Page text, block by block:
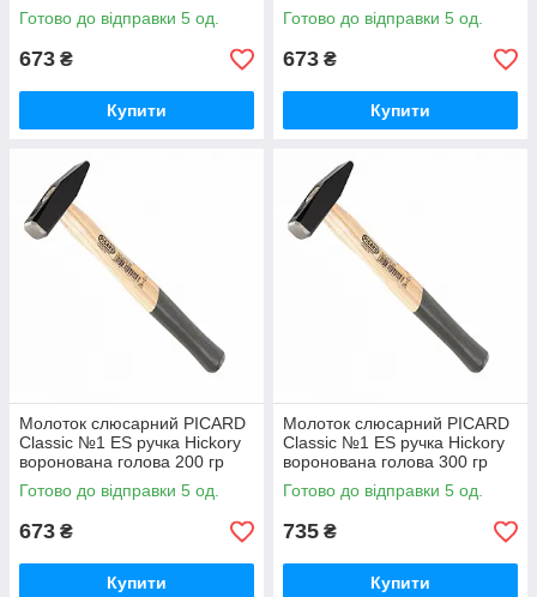
Готово до відправки 5 од.
673 ₴
Купити
Готово до відправки 5 од.
673 ₴
Купити
Молоток слюсарний PICARD
Classic №1 ES ручка Hickory
воронована голова 200 гр
Готово до відправки 5 од.
673 ₴
Купити
Молоток слюсарний PICARD
Classic №1 ES ручка Hickory
воронована голова 300 гр
Готово до відправки 5 од.
735 ₴
Купити